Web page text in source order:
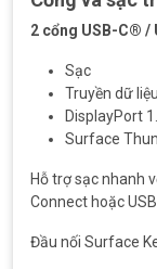
2 cổng USB-C® /
Sạc
Truyền dữ liệu
DisplayPort
Surface
Hỗ trợ sạc nhanh
Connect hoặc
Đầu nối Surface